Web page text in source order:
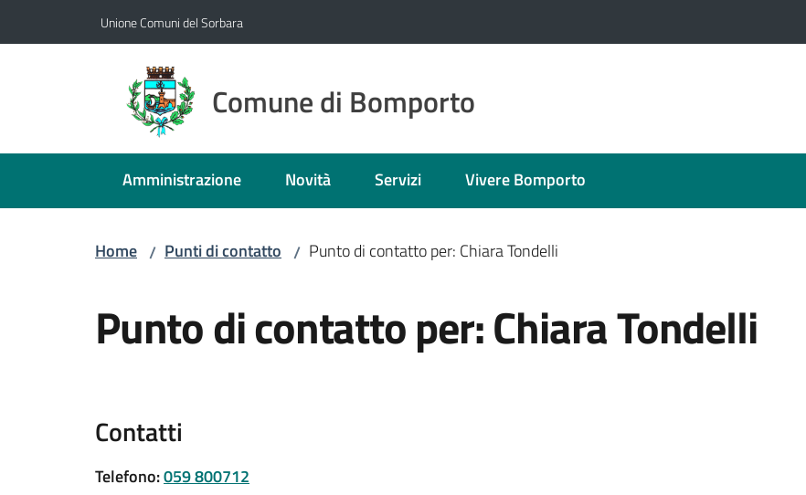
Unione Comuni del Sorbara
Comune di Bomporto
Amministrazione Novità Servizi Vivere Bomporto
Home / Punti di contatto / Punto di contatto per: Chiara Tondelli
Punto di contatto per: Chiara Tondelli
Contatti
Telefono:059 800712